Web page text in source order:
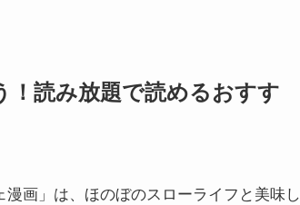
読み放題で読めるおすす
画」は、ほのぼのスローライフと美味し